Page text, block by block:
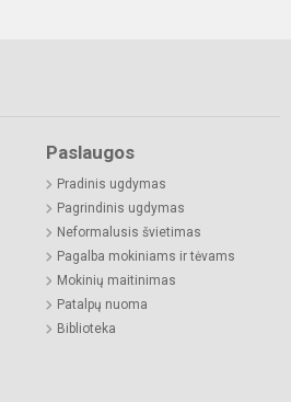
Paslaugos
Pradinis ugdymas
Pagrindinis ugdymas
Neformalusis švietimas
Pagalba mokiniams ir tėvams
Mokinių maitinimas
Patalpų nuoma
Biblioteka